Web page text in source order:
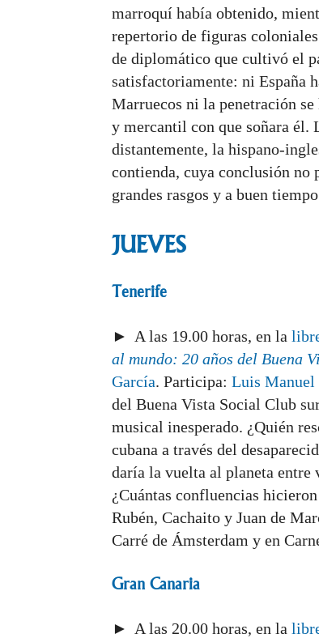
marroquí había obtenido,
repertorio de figuras
de diplomático que cultivó el
satisfactoriamente: ni España
Marruecos ni la penetración
y mercantil con que soñara
distantemente, la hispano-
contienda, cuya conclusión no
grandes rasgos y a buen
JUEVES
Tenerife
► A las 19.00 horas, en la
al mundo: 20 años del Buena
García. Participa: Luis Manuel
del Buena Vista Social Club
musical inesperado. ¿Quién
cubana a través del
daría la vuelta al planeta entre
¿Cuántas confluencias
Rubén, Cachaito y Juan de
Carré de Ámsterdam y en
Gran Canaria
► A las 20.00 horas, en la